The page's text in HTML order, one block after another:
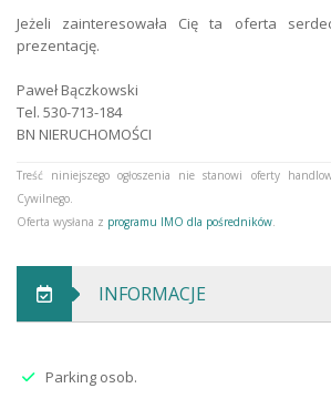
Jeżeli zainteresowała Cię ta oferta
prezentację.
Paweł Bączkowski
Tel. 530-713-184
BN NIERUCHOMOŚCI
Treść niniejszego ogłoszenia nie stanowi oferty
Cywilnego.
Oferta wysłana z programu IMO dla pośredników
INFORMACJE
Parking osob.